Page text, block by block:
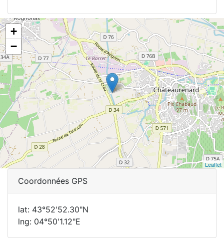
+
−
Leaflet
Coordonnées GPS
lat: 43°52'52.30"N
lng: 04°50'1.12"E